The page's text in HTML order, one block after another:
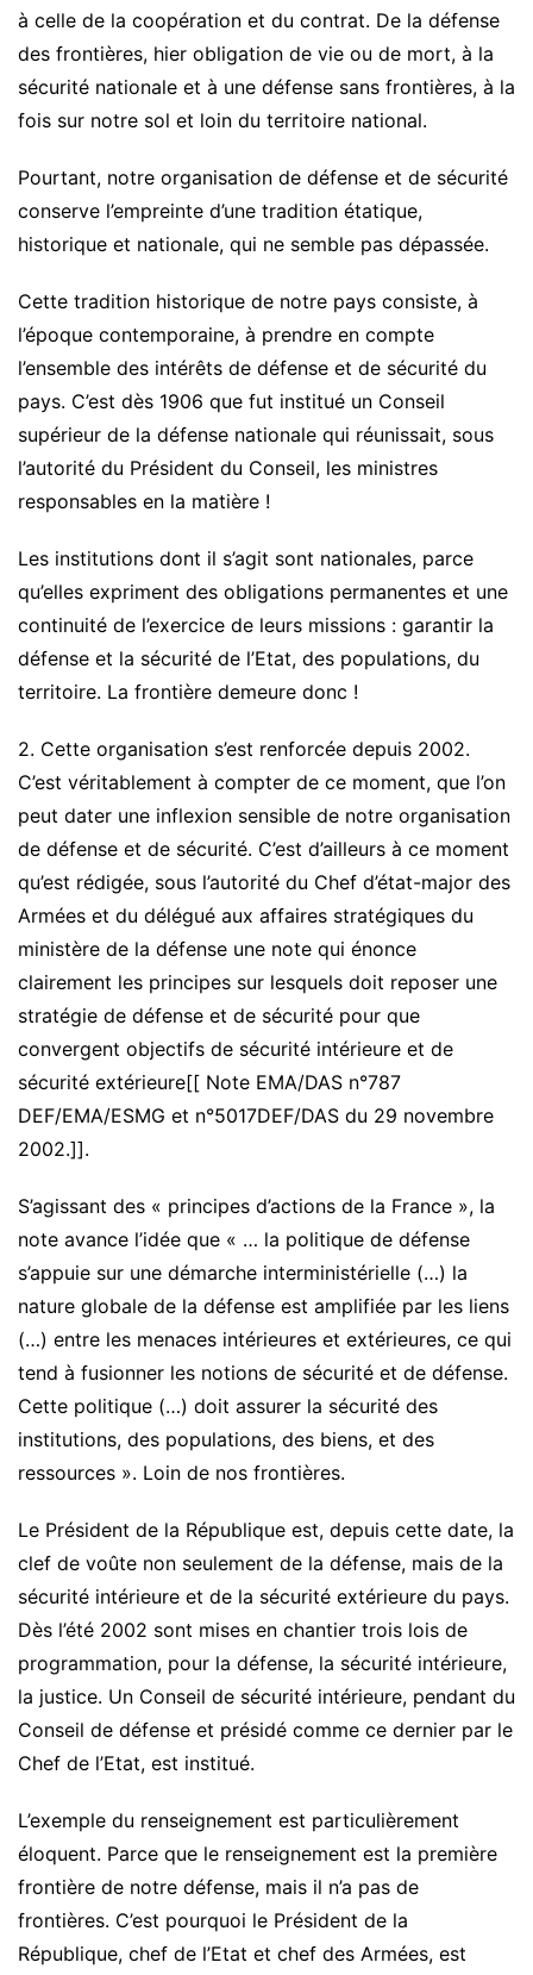
à celle de la coopération et du contrat. De la défense
des frontières, hier obligation de vie ou de mort, à la
sécurité nationale et à une défense sans frontières, à la
fois sur notre sol et loin du territoire national.
Pourtant, notre organisation de défense et de sécurité
conserve l’empreinte d’une tradition étatique,
historique et nationale, qui ne semble pas dépassée.
Cette tradition historique de notre pays consiste, à
l’époque contemporaine, à prendre en compte
l’ensemble des intérêts de défense et de sécurité du
pays. C’est dès 1906 que fut institué un Conseil
supérieur de la défense nationale qui réunissait, sous
l’autorité du Président du Conseil, les ministres
responsables en la matière !
Les institutions dont il s’agit sont nationales, parce
qu’elles expriment des obligations permanentes et une
continuité de l’exercice de leurs missions : garantir la
défense et la sécurité de l’Etat, des populations, du
territoire. La frontière demeure donc !
2. Cette organisation s’est renforcée depuis 2002.
C’est véritablement à compter de ce moment, que l’on
peut dater une inflexion sensible de notre organisation
de défense et de sécurité. C’est d’ailleurs à ce moment
qu’est rédigée, sous l’autorité du Chef d’état-major des
Armées et du délégué aux affaires stratégiques du
ministère de la défense une note qui énonce
clairement les principes sur lesquels doit reposer une
stratégie de défense et de sécurité pour que
convergent objectifs de sécurité intérieure et de
sécurité extérieure[[ Note EMA/DAS n°787
DEF/EMA/ESMG et n°5017DEF/DAS du 29 novembre
2002.]].
S’agissant des « principes d’actions de la France », la
note avance l’idée que « … la politique de défense
s’appuie sur une démarche interministérielle (…) la
nature globale de la défense est amplifiée par les liens
(…) entre les menaces intérieures et extérieures, ce qui
tend à fusionner les notions de sécurité et de défense.
Cette politique (…) doit assurer la sécurité des
institutions, des populations, des biens, et des
ressources ». Loin de nos frontières.
Le Président de la République est, depuis cette date, la
clef de voûte non seulement de la défense, mais de la
sécurité intérieure et de la sécurité extérieure du pays.
Dès l’été 2002 sont mises en chantier trois lois de
programmation, pour la défense, la sécurité intérieure,
la justice. Un Conseil de sécurité intérieure, pendant du
Conseil de défense et présidé comme ce dernier par le
Chef de l’Etat, est institué.
L’exemple du renseignement est particulièrement
éloquent. Parce que le renseignement est la première
frontière de notre défense, mais il n’a pas de
frontières. C’est pourquoi le Président de la
République, chef de l’Etat et chef des Armées, est